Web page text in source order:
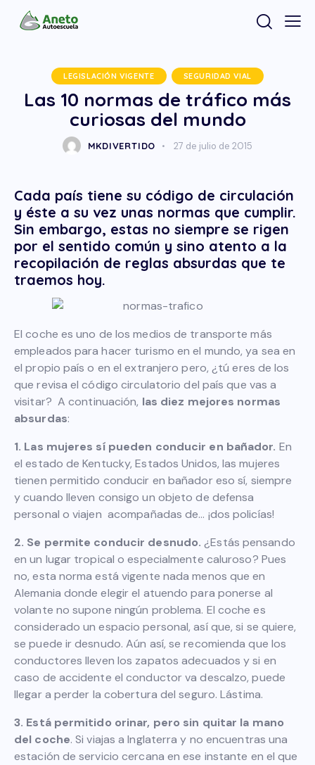
LEGISLACIÓN VIGENTE SEGURIDAD VIAL
Las 10 normas de tráfico más
curiosas del mundo
MKDIVERTIDO 27 de julio de 2015
Cada país tiene su código de circulación
y éste a su vez unas normas que cumplir.
Sin embargo, estas no siempre se rigen
por el sentido común y sino atento a la
recopilación de reglas absurdas que te
traemos hoy.
El coche es uno de los medios de transporte más
empleados para hacer turismo en el mundo, ya sea en
el propio país o en el extranjero pero, ¿tú eres de los
que revisa el código circulatorio del país que vas a
visitar? A continuación, las diez mejores normas
absurdas:
1. Las mujeres sí pueden conducir en bañador. En
el estado de Kentucky, Estados Unidos, las mujeres
tienen permitido conducir en bañador eso sí, siempre
y cuando lleven consigo un objeto de defensa
personal o viajen acompañadas de… ¡dos policías!
2. Se permite conducir desnudo. ¿Estás pensando
en un lugar tropical o especialmente caluroso? Pues
no, esta norma está vigente nada menos que en
Alemania donde elegir el atuendo para ponerse al
volante no supone ningún problema. El coche es
considerado un espacio personal, así que, si se quiere,
se puede ir desnudo. Aún así, se recomienda que los
conductores lleven los zapatos adecuados y si en
caso de accidente el conductor va descalzo, puede
llegar a perder la cobertura del seguro. Lástima.
3. Está permitido orinar, pero sin quitar la mano
del coche. Si viajas a Inglaterra y no encuentras una
estación de servicio cercana en ese instante en el que